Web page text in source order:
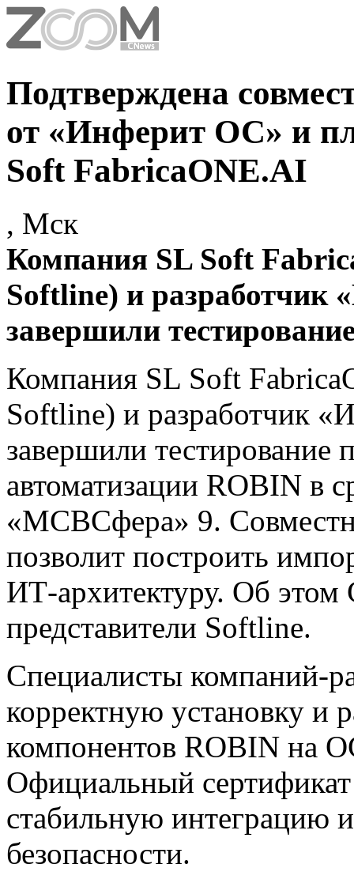
Подтверждена
от «Инферит ОС» и
Soft FabricaONE.AI
, Мск
Компания SL Soft
Softline) и
завершили
Компания SL Soft
Softline) и разработчик
завершили тестирование
автоматизации ROBIN в
«МСВСфера» 9.
позволит построить
ИТ-архитектуру. Об
представители Softline.
Специалисты компаний-
корректную установку и
компонентов ROBIN на
Официальный сертификат
стабильную интеграцию
безопасности.